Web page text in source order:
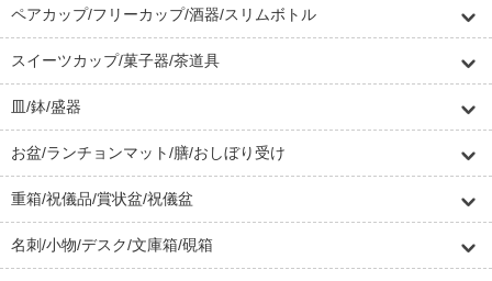
ペアカップ/フリーカップ/酒器/スリムボトル
スイーツカップ/菓子器/茶道具
皿/鉢/盛器
お盆/ランチョンマット/膳/おしぼり受け
重箱/祝儀品/賞状盆/祝儀盆
名刺/小物/デスク/文庫箱/硯箱